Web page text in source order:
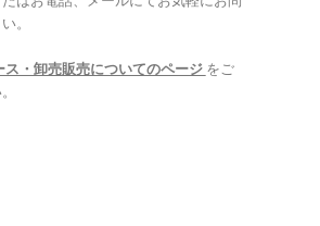
。
ス・卸売販売についてのページ をご